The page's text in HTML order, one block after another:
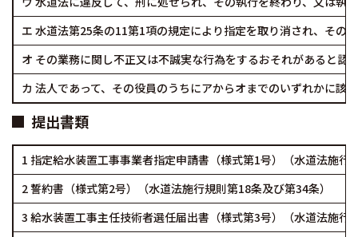
エ 水道法第25条の11第1項の規定により指定を取り消され、その
オ その業務に関し不正又は不誠実な行為をするおそれがあると認
カ 法人であって、その役員のうちにアからオまでのいずれかに該
提出書類
1 指定給水装置工事事業者指定申請書（様式第1号）（水道法施行
2 誓約書（様式第2号）（水道法施行規則第18条及び第34条）
3 給水装置工事主任技術者選任届出書（様式第3号）（水道法施行